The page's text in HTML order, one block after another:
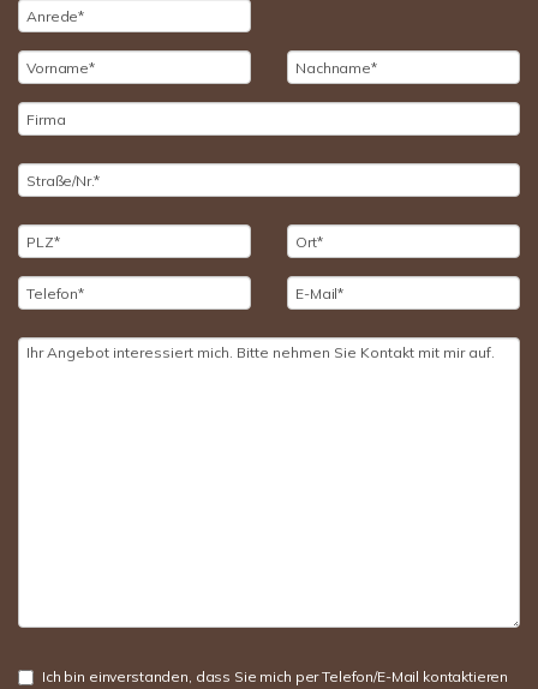
Ich bin einverstanden, dass Sie mich per Telefon/E-Mail kontaktieren